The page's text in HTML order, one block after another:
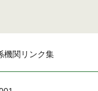
機関リンク集